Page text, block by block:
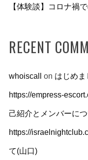
【体験談】コロナ禍
RECENT
whoiscall on はじめま
https://empress-
己紹介とメンバーに
https://
て(山口)